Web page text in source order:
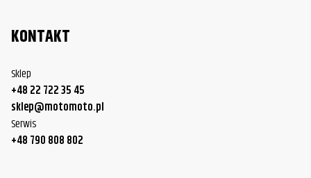
KONTAKT
Sklep
+48 22 722 35 45
sklep@motomoto.pl
Serwis
+48 790 808 802